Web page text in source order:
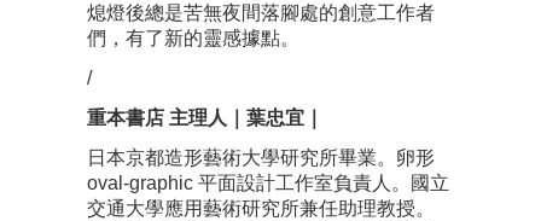
熄燈後總是苦無夜間落腳處的創意工作者
們，有了新的靈感據點。
/
重本書店 主理人｜葉忠宜｜
日本京都造形藝術大學研究所畢業。卵形
oval-graphic 平面設計工作室負責人。國立
交通大學應用藝術研究所兼任助理教授。